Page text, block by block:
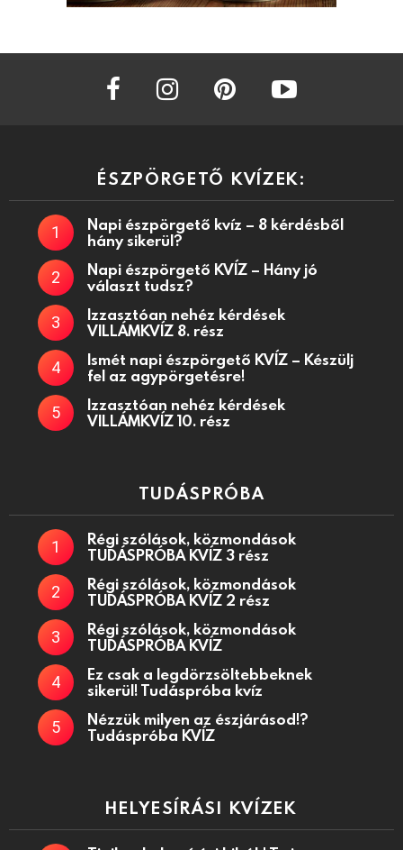
facebook instagram
ÉSZPÖRGETŐ KVÍZEK:
Napi észpörgető kvíz – 8 kérdésből
hány sikerül?
Napi észpörgető KVÍZ – Hány jó
választ tudsz?
Izzasztóan nehéz kérdések
VILLÁMKVÍZ 8. rész
Ismét napi észpörgető KVÍZ – Készülj
fel az agypörgetésre!
Izzasztóan nehéz kérdések
VILLÁMKVÍZ 10. rész
TUDÁSPRÓBA
Régi szólások, közmondások
TUDÁSPRÓBA KVÍZ 3 rész
Régi szólások, közmondások
TUDÁSPRÓBA KVÍZ 2 rész
Régi szólások, közmondások
TUDÁSPRÓBA KVÍZ
Ez csak a legdörzsöltebbeknek
sikerül! Tudáspróba kvíz
Nézzük milyen az észjárásod!?
Tudáspróba KVÍZ
HELYESÍRÁSI KVÍZEK